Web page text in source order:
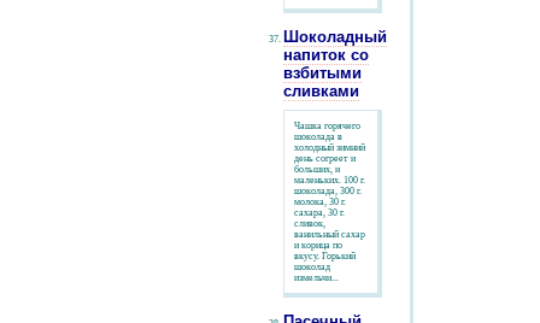
Шоколадный
напиток со
взбитыми
сливками
Чашка горячего
шоколада в
холодный зимний
день согреет и
больших, и
маленьких. 100 г.
шоколада, 300 г.
молока, 30 г.
сахара, 30 г.
сливок,
ванильный сахар
и корица по
вкусу. Горький
шоколад
измельчи...